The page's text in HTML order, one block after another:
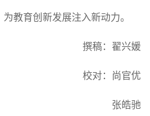
教育创新发展注入新动力。
撰稿：翟兴媛
校对：尚官优
张皓驰